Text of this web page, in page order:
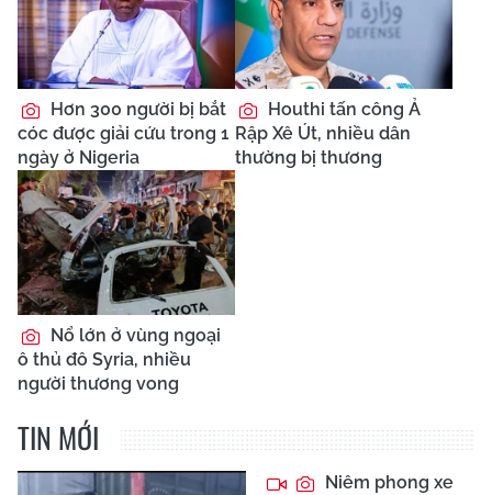
Hơn 300 người bị bắt
cóc được giải cứu trong 1
ngày ở Nigeria
Houthi tấn công Ả
Rập Xê Út, nhiều dân
thường bị thương
Nổ lớn ở vùng ngoại
ô thủ đô Syria, nhiều
người thương vong
TIN MỚI
Niêm phong xe